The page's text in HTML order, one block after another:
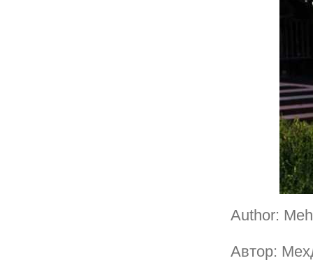
Author:
Автор: